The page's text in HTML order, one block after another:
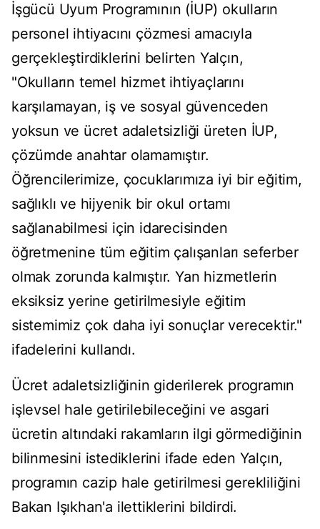
İşgücü Uyum Programının (İUP) okulların
personel ihtiyacını çözmesi amacıyla
gerçekleştirdiklerini belirten Yalçın,
"Okulların temel hizmet ihtiyaçlarını
karşılamayan, iş ve sosyal güvenceden
yoksun ve ücret adaletsizliği üreten İUP,
çözümde anahtar olamamıştır.
Öğrencilerimize, çocuklarımıza iyi bir eğitim,
sağlıklı ve hijyenik bir okul ortamı
sağlanabilmesi için idarecisinden
öğretmenine tüm eğitim çalışanları seferber
olmak zorunda kalmıştır. Yan hizmetlerin
eksiksiz yerine getirilmesiyle eğitim
sistemimiz çok daha iyi sonuçlar verecektir."
ifadelerini kullandı.
Ücret adaletsizliğinin giderilerek programın
işlevsel hale getirilebileceğini ve asgari
ücretin altındaki rakamların ilgi görmediğinin
bilinmesini istediklerini ifade eden Yalçın,
programın cazip hale getirilmesi gerekliliğini
Bakan Işıkhan'a ilettiklerini bildirdi.